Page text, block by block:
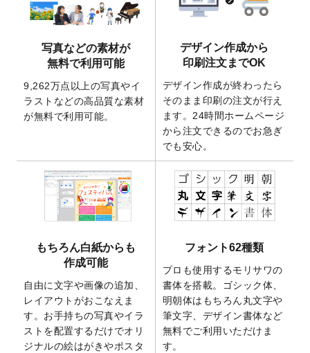
2025/12/22
【新商品】アクリルキーホルダーが作成で
きるようになりました！
2025/12/22
2026年版4月始まりのカレンダーデザイン
テンプレート
を公開いたしました。
開いたしました。
2025/9/30
【新商品】クリアファイルバッグ が作成で
きるようになりました！
2026年午年の年賀状デザインテンプレート
を公開いたしました。
2025/9/10
喪中はがき・寒中見舞いのデザインテンプ
レートを公開いたしました。
2025/8/1
9,160万点以上の写真やイラスト素材が無料
2025/7/30
キャンバスプリントのデザインテンプレー
トを追加いたしました。
2025/6/30
暑中見舞いのデザインテンプレートを追加
しました。
2025/6/27
キャンバスプリントのデザインテンプレー
トを追加いたしました。
写真などの素材が
無料で利用可能
9,262万点以上の写真やイ
ラストなどの高品質な素材
が無料で利用可能。
デザイン作成から
印刷注文までOK
デザイン作成が終わったら
そのまま印刷の注文が行え
ます。24時間ホームページ
から注文できるのでお急ぎ
でも安心。
もちろん白紙からも
作成可能
自由に文字や画像の追加、
レイアウトがおこなえま
す。お手持ちの写真やイラ
ストを配置するだけでオリ
ジナルの絵はがきやポスタ
フォント62種類
プロも使用するモリサワの
書体を搭載。ゴシック体、
明朝体はもちろん丸文字や
筆文字、デザイン書体など
無料でご利用いただけま
す。